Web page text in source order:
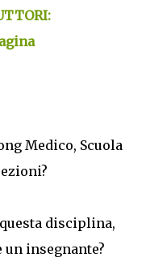
Medico, Scuola
disciplina,
insegnante?